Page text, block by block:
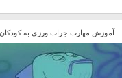
آموزش مهارت جرات ورزی به کودکان